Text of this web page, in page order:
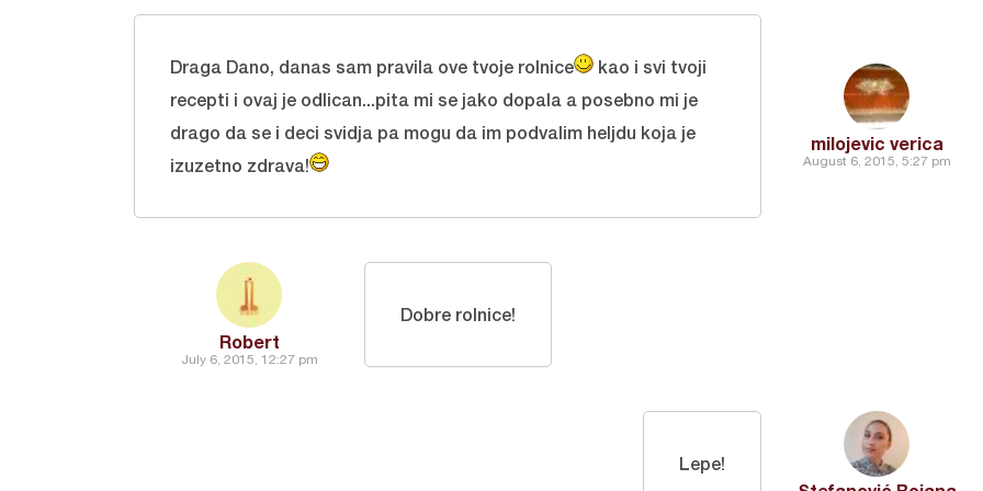
milojevic verica
August 6, 2015, 5:27 pm
Draga Dano, danas sam pravila ove tvoje rolnice
kao i svi tvoji
recepti i ovaj je odlican...pita mi se jako dopala a posebno mi je
drago da se i deci svidja pa mogu da im podvalim heljdu koja je
izuzetno zdrava!
Robert
July 6, 2015, 12:27 pm
Dobre rolnice!
Lepe!